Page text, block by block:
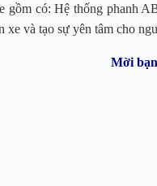
gồm có: Hệ thống phanh
xe và tạo sự yên tâm cho
Mời